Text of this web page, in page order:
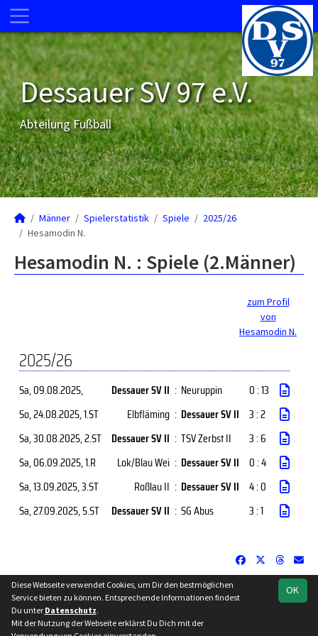
Dessauer SV 97 e.V.
Abteilung Fußball
Männer Spielerstatistik Spiele
2025/26
Hesamodin N.
Hesamodin N. : Spiele (2.Männer)
zum Profil
von
Hesamodin N.
2025/26
Sa, 09.08.2025, Dessauer SV II : Neuruppin
0 : 13
So, 24.08.2025, 1.ST Elbfläming : Dessauer SV II 3 : 2
Sa, 30.08.2025, 2.ST Dessauer SV II : TSV Zerbst II
3 : 6
Sa, 06.09.2025, 1.R Lok/Blau Wei : Dessauer SV II 0 : 4
Sa, 13.09.2025, 3.ST Roßlau II : Dessauer SV II 4 : 0
Sa, 27.09.2025, 5.ST Dessauer SV II : SG Abus 3 : 1
soccero.de
Besucherstatistik Kontakt Impressum
OK
Diese Webseite verwendet Cookies, um Dir den bestmöglichen
Service bieten zu können. Entsprechende Informationen findest
Du unter Datenschutz.
Mit der Nutzung der Webseite erklärst Du Dich mit der